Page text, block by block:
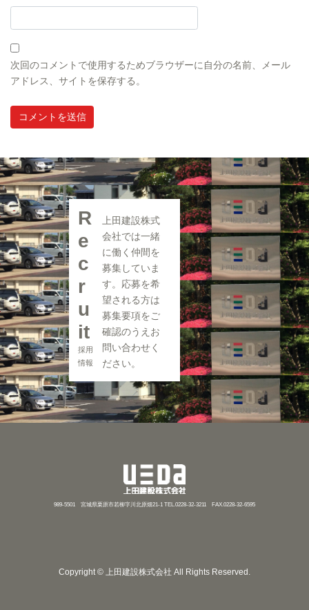
次回のコメントで使用するためブラウザーに自分の名前、メール
アドレス、サイトを保存する。
R
e
c
r
u
it
採用
情報
上田建設株式
会社では一緒
に働く仲間を
募集していま
す。応募を希
望される方は
募集要項をご
確認のうえお
問い合わせく
ださい。
989-5501 宮城県栗原市若柳字川北原畑21-1 TEL.0228-32-3211 FAX.0228-32-6595
Copyright © 上田建設株式会社 All Rights Reserved.